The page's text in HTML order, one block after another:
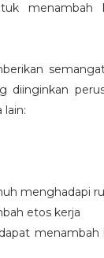
menambah
diinginkan
lain:
menghadapi
etos kerja
menambah